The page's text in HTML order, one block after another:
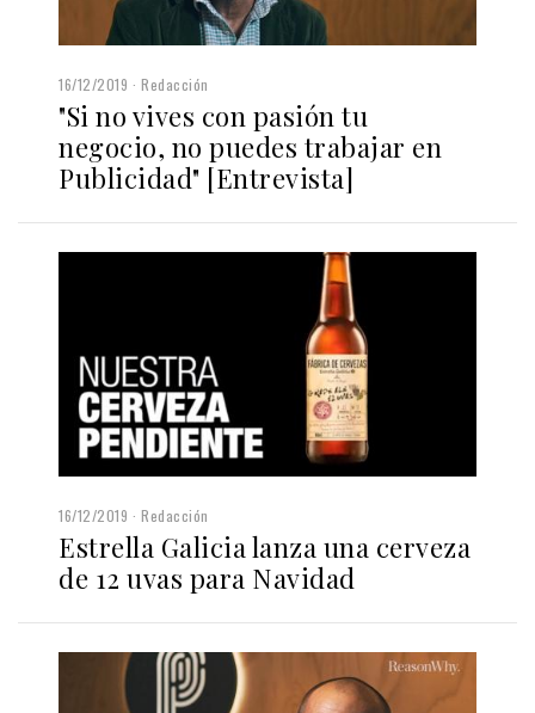
16/12/2019 Redacción
"Si no vives con pasión tu
negocio, no puedes trabajar en
Publicidad" [Entrevista]
16/12/2019 Redacción
Estrella Galicia lanza una cerveza
de 12 uvas para Navidad